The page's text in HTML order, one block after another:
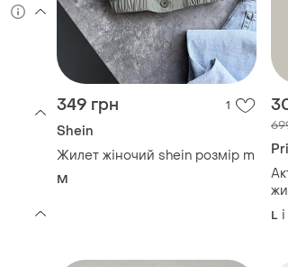
349 грн 1
Shein
Жилет жіночий shein розмір m
M
🔥
L